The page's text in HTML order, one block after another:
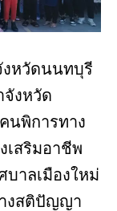
หวัดนนทบุรี
งหวัด
นพิการทาง
สริมอาชีพ
าลเมืองใหม่
งสติปัญญา